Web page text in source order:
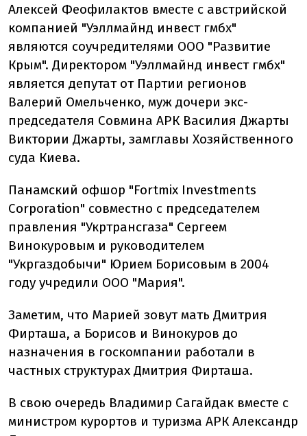
Алексей Феофилактов вместе с австрийской
компанией "Уэллмайнд инвест гмбх"
являются соучредителями ООО "Развитие
Крым". Директором "Уэллмайнд инвест гмбх"
является депутат от Партии регионов
Валерий Омельченко, муж дочери экс-
председателя Совмина АРК Василия Джарты
Виктории Джарты, замглавы Хозяйственного
суда Киева.
Панамский офшор "Fortmix Investments
Corporation" совместно с председателем
правления "Укртрансгаза" Сергеем
Винокуровым и руководителем
"Укргаздобычи" Юрием Борисовым в 2004
году учредили ООО "Мария".
Заметим, что Марией зовут мать Дмитрия
Фирташа, а Борисов и Винокуров до
назначения в госкомпании работали в
частных структурах Дмитрия Фирташа.
В свою очередь Владимир Сагайдак вместе с
министром курортов и туризма АРК Александр